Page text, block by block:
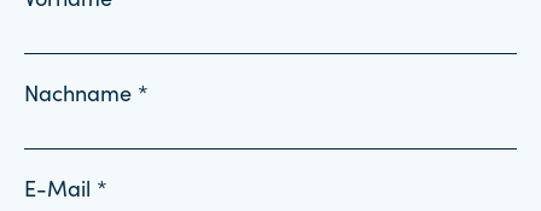
Nachname *
E-Mail *